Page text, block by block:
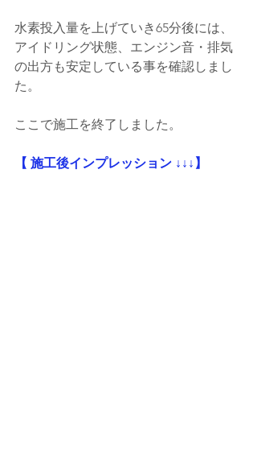
水素投入量を上げていき65分後には、
アイドリング状態、エンジン音・排気
の出方も安定している事を確認しまし
た。
ここで施工を終了しました。
【 施工後インプレッション ↓↓↓】